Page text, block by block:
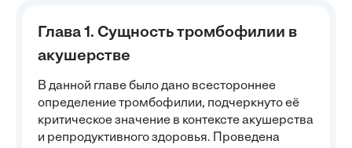
Глава 1. Сущность тромбофилии в
акушерстве
В данной главе было дано всестороннее
определение тромбофилии, подчеркнуто её
критическое значение в контексте акушерства
и репродуктивного здоровья. Проведена